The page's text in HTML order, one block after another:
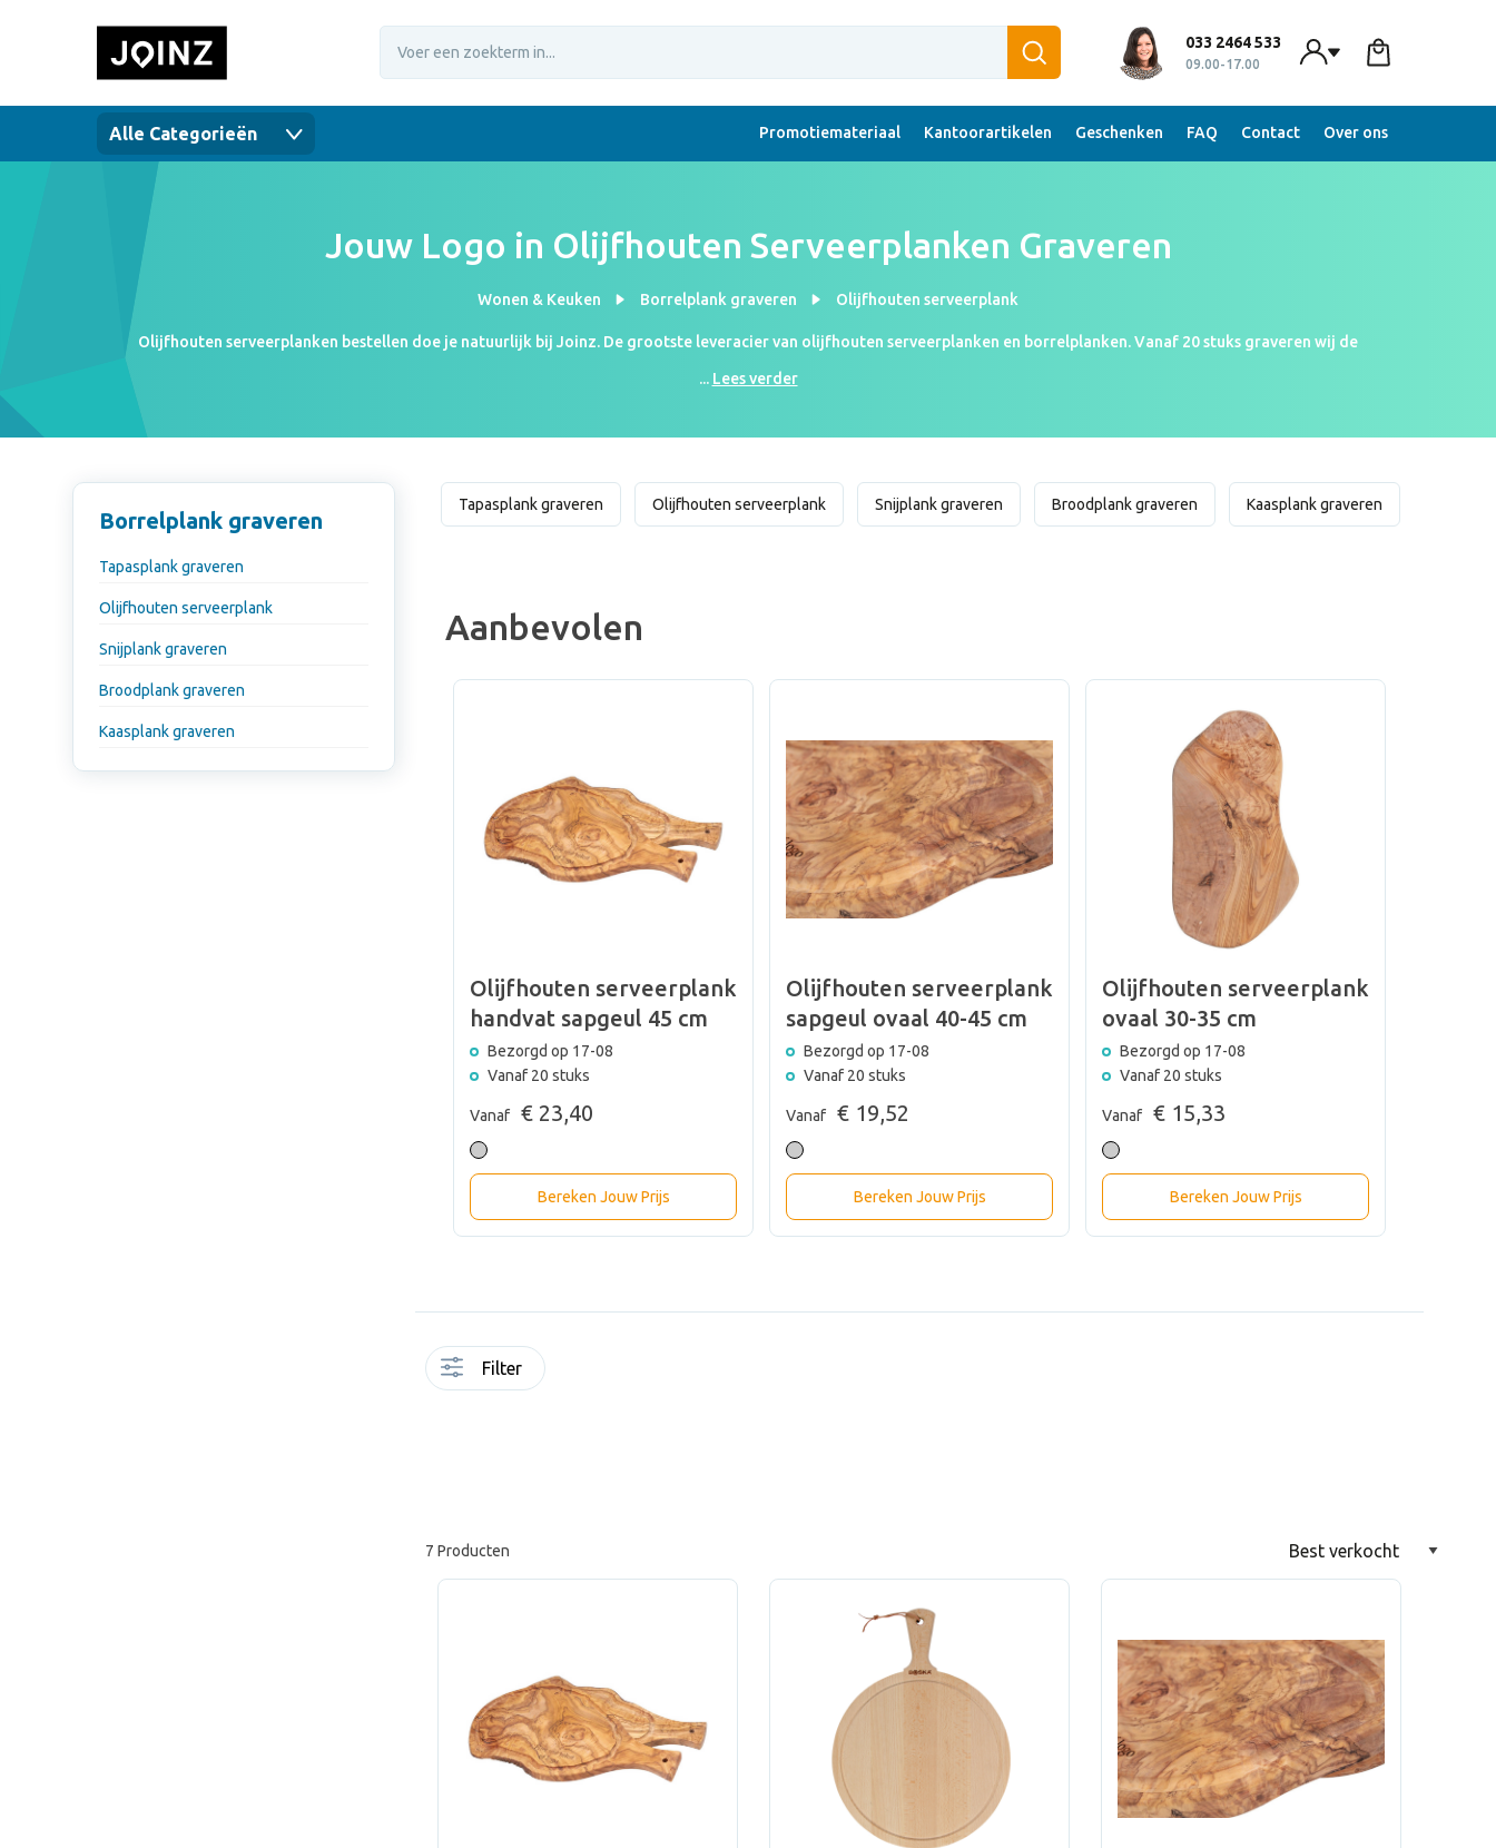
033 2464 533
09.00-17.00
Alle Categorieën Promotiemateriaal Kantoorartikelen Geschenken FAQ Contact Over ons
Jouw Logo in Olijfhouten Serveerplanken Graveren
Wonen & Keuken Borrelplank graveren Olijfhouten serveerplank
Olijfhouten serveerplanken bestellen doe je natuurlijk bij Joinz. De grootste leveracier van olijfhouten serveerplanken en borrelplanken. Vanaf 20 stuks graveren wij de
serveerplank met logo, tekst of foto. Onder onze producten kan je alle informatie vinden over olijfhout. Ook is er een filmpje te zien waarop je de graveermachine aan het
werk kan zien. Verzendkosten borrelplanken: €15 per opdracht.
... Lees verder
Borrelplank graveren
Tapasplank graveren
Olijfhouten serveerplank
Snijplank graveren
Broodplank graveren
Kaasplank graveren
Tapasplank graveren Olijfhouten serveerplank Snijplank graveren Broodplank graveren Kaasplank graveren
Aanbevolen
Olijfhouten serveerplank
handvat sapgeul 45 cm
Bezorgd op 17-08
Vanaf 20 stuks
Vanaf € 23,40
Bereken Jouw Prijs
Olijfhouten serveerplank
sapgeul ovaal 40-45 cm
Bezorgd op 17-08
Vanaf 20 stuks
Vanaf € 19,52
Bereken Jouw Prijs
Olijfhouten serveerplank
ovaal 30-35 cm
Bezorgd op 17-08
Vanaf 20 stuks
Vanaf € 15,33
Bereken Jouw Prijs
Filter
7 Producten